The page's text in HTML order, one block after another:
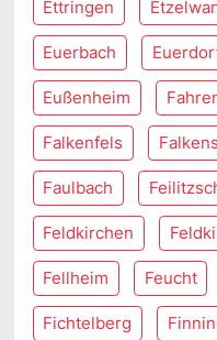
Ettringen
Euerbach
Eußenheim
Falkenfels
Faulbach
Feldkirchen
Fellheim Feucht
Fichtelberg